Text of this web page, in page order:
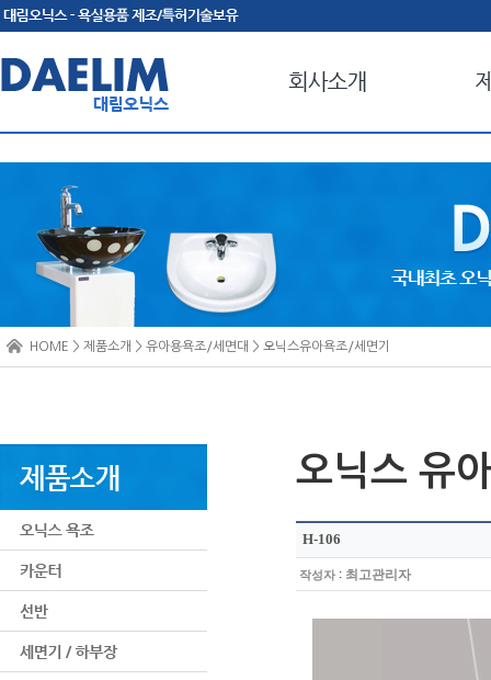
HOME > 제품소개 > 유아용욕조/세면대 > 오닉스유아욕조/세면기
오닉스 유
H-106
작성자 : 최고관리자